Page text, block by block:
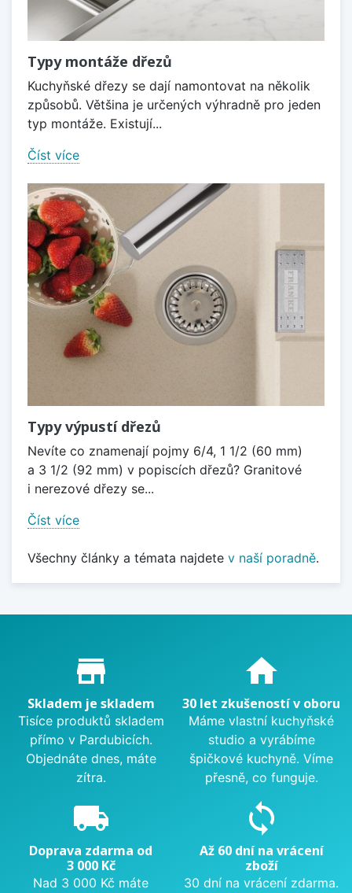
Typy montáže dřezů
Kuchyňské dřezy se dají namontovat na několik
způsobů. Většina je určených výhradně pro jeden
typ montáže. Existují...
Číst více
Typy výpustí dřezů
Nevíte co znamenají pojmy 6/4, 1 1/2 (60 mm)
a 3 1/2 (92 mm) v popiscích dřezů? Granitové
i nerezové dřezy se...
Číst více
Všechny články a témata najdete v naší poradně.
Proč nakupovat u nás?
store_mall_directory
Skladem je skladem
Tisíce produktů skladem
přímo v Pardubicích.
Objednáte dnes, máte
zítra.
home
30 let zkušeností v oboru
Máme vlastní kuchyňské
studio a vyrábíme
špičkové kuchyně. Víme
přesně, co funguje.
local_shipping
Doprava zdarma od
3 000 Kč
Nad 3 000 Kč máte
sync
Až 60 dní na vrácení
zboží
30 dní na vrácení zdarma.